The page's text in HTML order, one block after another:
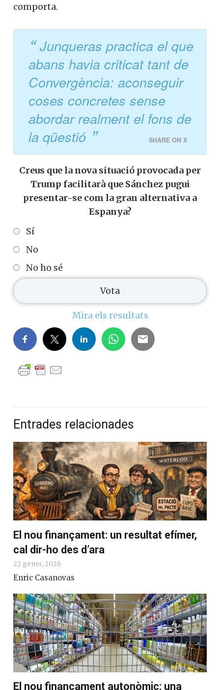
comporta.
Junqueras practica el que
abans havia criticat tant de
Convergència: aconseguir
coses concretes sense
abordar realment el fons de
la qüestió
SHARE ON X
Creus que la nova situació provocada per
Trump facilitarà que Sánchez pugui
presentar-se com la gran alternativa a
Espanya?
Sí
No
No ho sé
Mira els resultats
Entrades relacionades
El nou finançament: un resultat efímer,
cal dir-ho des d’ara
22 gener, 2026
Enric Casanovas
El nou finançament autonòmic: una